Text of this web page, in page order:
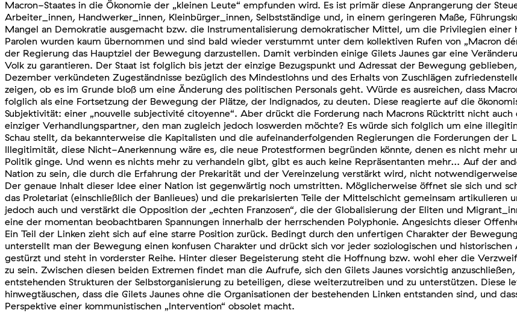
Macron-Staates in die Ökonomie der „kleinen Leute“ empfunden wird. Es ist primär diese Anprangerung der
Arbeiter_innen, Handwerker_innen, Kleinbürger_innen, Selbstständige und, in einem geringeren Maße,
Mangel an Demokratie ausgemacht bzw. die Instrumentalisierung demokratischer Mittel, um die Privilegien einer
Parolen wurden kaum übernommen und sind bald wieder verstummt unter dem kollektiven Rufen von „Macron
der Regierung das Hauptziel der Bewegung darzustellen. Damit verbinden einige Gilets Jaunes gar eine
Volk zu garantieren. Der Staat ist folglich bis jetzt der einzige Bezugspunkt und Adressat der Bewegung
Dezember verkündeten Zugeständnisse bezüglich des Mindestlohns und des Erhalts von Zuschlägen
zeigen, ob es im Grunde bloß um eine Änderung des politischen Personals geht. Würde es ausreichen, dass
folglich als eine Fortsetzung der Bewegung der Plätze, der Indignados, zu deuten. Diese reagierte auf die
Subjektivität: einer „nouvelle subjectivité citoyenne“. Aber drückt die Forderung nach Macrons Rücktritt nicht
einziger Verhandlungspartner, den man zugleich jedoch loswerden möchte? Es würde sich folglich um eine
Schau stellt, da bekannterweise die Kapitalisten und die aufeinanderfolgenden Regierungen die Forderungen
Illegitimität, diese Nicht-Anerkennung wäre es, die neue Protestformen begründen könnte, denen es nicht mehr
Politik ginge. Und wenn es nichts mehr zu verhandeln gibt, gibt es auch keine Repräsentanten mehr… Auf der
Nation zu sein, die durch die Erfahrung der Prekarität und der Vereinzelung verstärkt wird, nicht
Der genaue Inhalt dieser Idee einer Nation ist gegenwärtig noch umstritten. Möglicherweise öffnet sie sich und
das Proletariat (einschließlich der Banlieues) und die prekarisierten Teile der Mittelschicht gemeinsam artikulieren
jedoch auch und verstärkt die Opposition der „echten Franzosen“, die der Globalisierung der Eliten und
eine der momentan beobachtbaren Spannungen innerhalb der herrschenden Polyphonie. Angesichts dieser
Ein Teil der Linken zieht sich auf eine starre Position zurück. Bedingt durch den unfertigen Charakter der
unterstellt man der Bewegung einen konfusen Charakter und drückt sich vor jeder soziologischen und
gestürzt und steht in vorderster Reihe. Hinter dieser Begeisterung steht die Hoffnung bzw. wohl eher die
zu sein. Zwischen diesen beiden Extremen findet man die Aufrufe, sich den Gilets Jaunes vorsichtig
entstehenden Strukturen der Selbstorganisierung zu beteiligen, diese weiterzutreiben und zu unterstützen. Diese
hinwegtäuschen, dass die Gilets Jaunes ohne die Organisationen der bestehenden Linken entstanden sind, und
Perspektive einer kommunistischen „Intervention“ obsolet macht.